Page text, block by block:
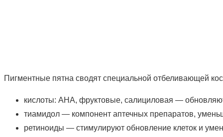
Пигментные пятна сводят специальной отбеливающей
кислоты: AHA, фруктовые, салициловая —
тиамидол — компонент аптечных препаратов,
ретиноиды — стимулируют обновление клеток и